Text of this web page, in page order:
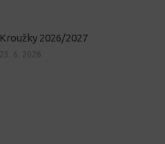
Kroužky 2026/2027
23. 6. 2026